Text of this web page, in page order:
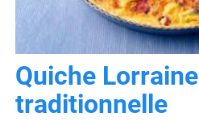
Quiche Lorraine
traditionnelle